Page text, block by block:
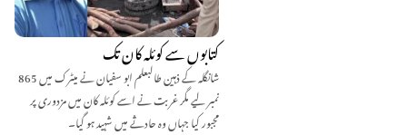
کتابوں سے کوئلہ کان تک
شانگلہ کے ذہین طالبعلم ابو سفیان نے میٹرک میں 865
نمبر لیے مگر غربت نے اسے کوئلہ کان میں مزدوری پر
مجبور کیا جہاں وہ حادثے میں شہید ہو گیا۔